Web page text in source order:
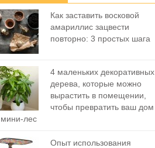
Как заставить восковой
амариллис зацвести
повторно: 3 простых шага
4 маленьких декоративных
дерева, которые можно
вырастить в помещении,
чтобы превратить ваш дом
мини-лес
Опыт использования